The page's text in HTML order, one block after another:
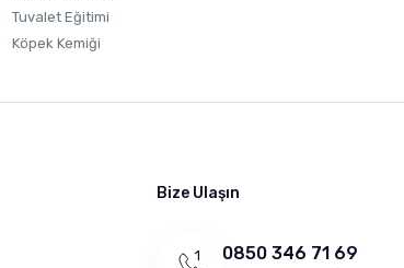
Tuvalet Eğitimi
Köpek Kemiği
Bize Ulaşın
0850 346 71 69